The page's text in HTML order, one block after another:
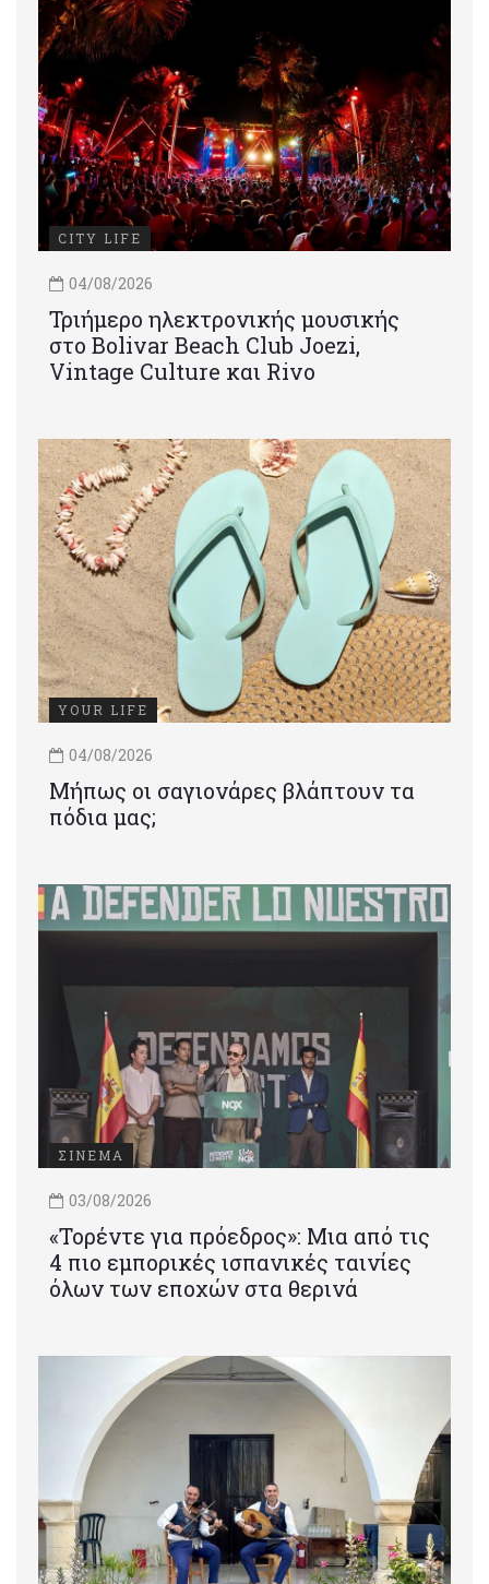
CITY LIFE
04/08/2026
Τριήμερο ηλεκτρονικής μουσικής
στο Bolivar Beach Club Joezi,
Vintage Culture και Rivo
YOUR LIFE
04/08/2026
Μήπως οι σαγιονάρες βλάπτουν τα
πόδια μας;
ΣΙΝΕΜΑ
03/08/2026
«Τορέντε για πρόεδρος»: Mια από τις
4 πιο εμπορικές ισπανικές ταινίες
όλων των εποχών στα θερινά